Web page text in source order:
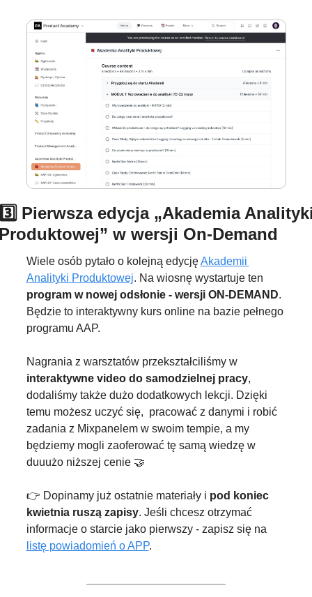
Pierwsza edycja „Akademia
w wersji On-Demand
Wiele osób pytało o kolejną edycję Akademii
Analityki Produktowej
program w nowej odsłonie - wersji ON-DEMAND.
Będzie to interaktywny kurs online na bazie pełnego
programu AAP.
Nagrania z warsztatów przekształciliśmy w
interaktywne video do samodzielnej pracy,
dodaliśmy także dużo dodatkowych lekcji. Dzięki
temu możesz uczyć się,  pracować z danymi i robić
zadania z Mixpanelem w swoim tempie, a my
będziemy mogli zaoferować tę samą wiedzę w
duuużo niższej cenie 🤝
👉 Dopinamy już ostatnie materiały i pod koniec
kwietnia ruszą zapisy. Jeśli chcesz otrzymać
listę powiadomień o APP.